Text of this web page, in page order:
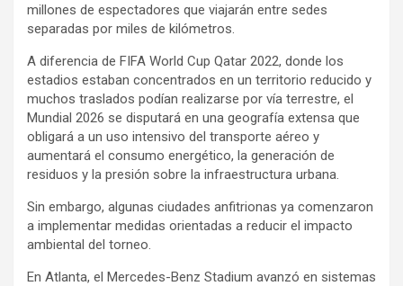
millones de espectadores que viajarán entre sedes
separadas por miles de kilómetros.
A diferencia de FIFA World Cup Qatar 2022, donde los
estadios estaban concentrados en un territorio reducido y
muchos traslados podían realizarse por vía terrestre, el
Mundial 2026 se disputará en una geografía extensa que
obligará a un uso intensivo del transporte aéreo y
aumentará el consumo energético, la generación de
residuos y la presión sobre la infraestructura urbana.
Sin embargo, algunas ciudades anfitrionas ya comenzaron
a implementar medidas orientadas a reducir el impacto
ambiental del torneo.
En Atlanta, el Mercedes-Benz Stadium avanzó en sistemas